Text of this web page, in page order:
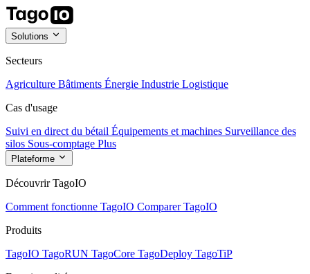
Solutions
Secteurs
Agriculture Bâtiments Énergie Industrie Logistique
Cas d'usage
Suivi en direct du bétail Équipements et machines Surveillance des
silos Sous-comptage Plus
Plateforme
Découvrir TagoIO
Comment fonctionne TagoIO Comparer TagoIO
Produits
TagoIO TagoRUN TagoCore TagoDeploy TagoTiP